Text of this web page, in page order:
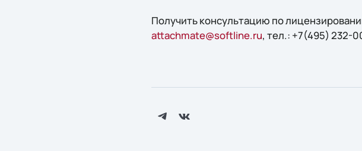
Получить конcультацию по
attachmate@softline.ru, тел.: +7(495) 232-